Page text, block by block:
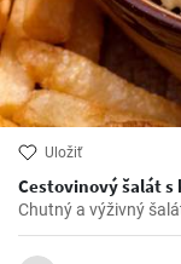
Uložiť
Cestovinový šalát s
Chutný a výživný